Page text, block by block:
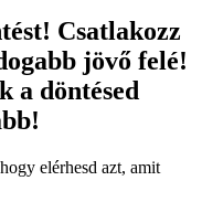
Csatlakozz
jövő felé!
a döntésed
elérhesd azt, amit